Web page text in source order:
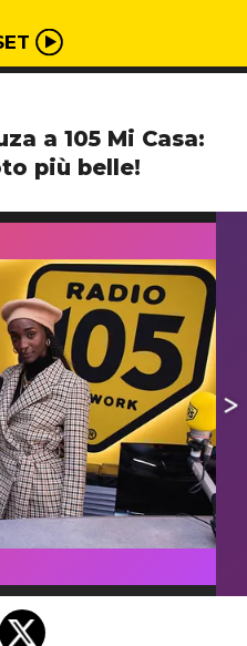
a 105 Mi Casa:
più belle!